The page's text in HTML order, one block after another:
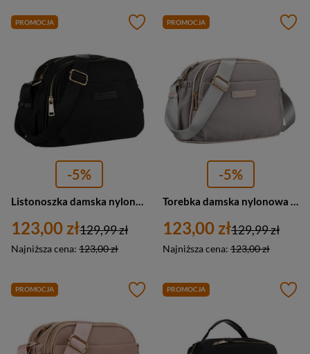
PROMOCJA
-5%
Listonoszka damska nylonowa miejska jednokomorowa Peterson JN-15 mała czarna
123,00 zł
Najniższa cena: 123,00 zł
129,99 zł
PROMOCJA
-5%
Torebka damska nylonowa listonoszka Peterson JN-15 mała szara
123,00 zł
Najniższa cena: 123,00 zł
129,99 zł
PROMOCJA PROMOCJA